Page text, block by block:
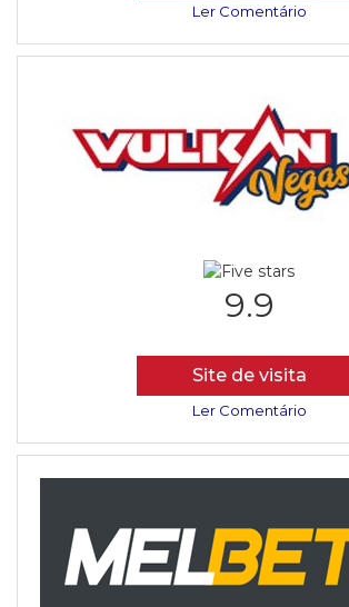
Ler Comentário
9.9
Site de visita
Ler Comentário